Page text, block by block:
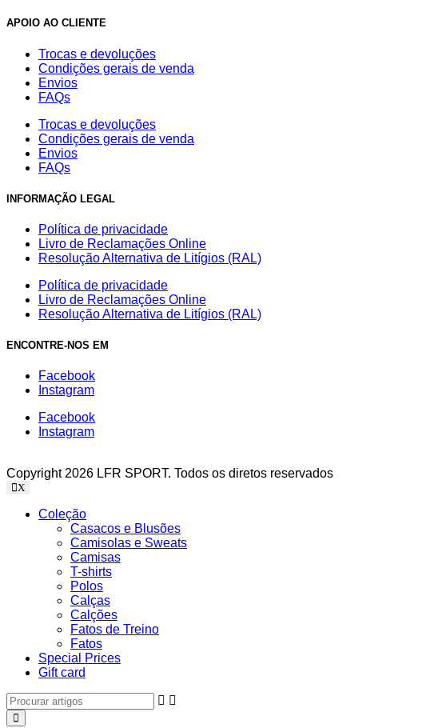
APOIO AO CLIENTE
Trocas e devoluções
Condições gerais de venda
Envios
FAQs
Trocas e devoluções
Condições gerais de venda
Envios
FAQs
INFORMAÇÃO LEGAL
Política de privacidade
Livro de Reclamações Online
Resolução Alternativa de Litígios (RAL)
Política de privacidade
Livro de Reclamações Online
Resolução Alternativa de Litígios (RAL)
ENCONTRE-NOS EM
Facebook
Instagram
Facebook
Instagram
Copyright 2026 LFR SPORT. Todos os diretos reservados
X
Coleção
Casacos e Blusões
Camisolas e Sweats
Camisas
T-shirts
Polos
Calças
Calções
Fatos de Treino
Fatos
Special Prices
Gift card